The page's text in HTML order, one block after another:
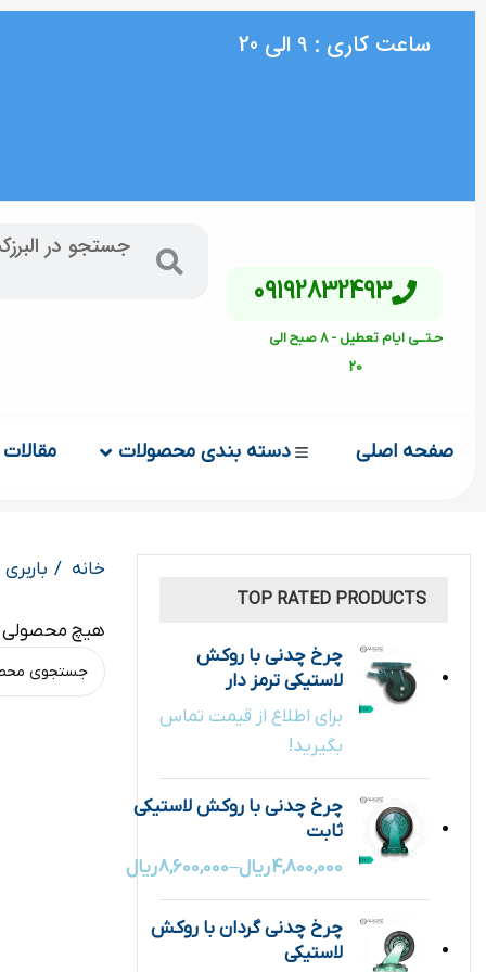
ساعت کاری : 9 الی 20
09192832493
حـتــی ایام تعطیل - 8 صبح الی
20
صفحه اصلی دسته بندی محصولات مقالات
TOP RATED PRODUCTS
چرخ چدنی با روکش
لاستیکی ترمز دار
برای اطلاع از قیمت تماس
بگیرید!
چرخ چدنی با روکش لاستیکی
ثابت
4,800,000ریال–
8,600,000ریال
چرخ چدنی گردان با روکش
لاستیکی
خانه باربری
هیچ محصولی